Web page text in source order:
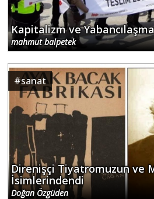
Kapitalizm ve Yabancılaşma
mahmut balpetek
#sanat
Direnişçi Tiyatromuzun ve
İsimlerindendi
Doğan Özgüden